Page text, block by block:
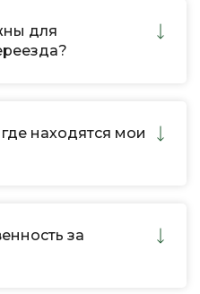
для
находятся мои
за